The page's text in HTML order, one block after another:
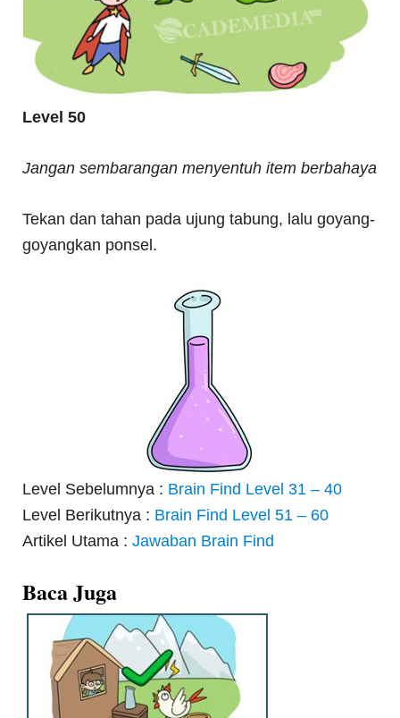
Level 50
Jangan sembarangan menyentuh item berbahaya
Tekan dan tahan pada ujung tabung, lalu goyang-
goyangkan ponsel.
Level Sebelumnya : Brain Find Level 31 – 40
Level Berikutnya : Brain Find Level 51 – 60
Artikel Utama :Jawaban Brain Find
Baca Juga